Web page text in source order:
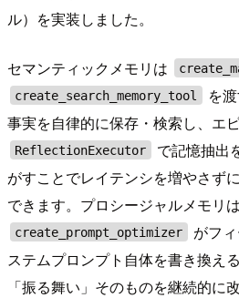
ル）を実装しました。
セマンティックメモリは
create_search_memory_tool
を
事実を自律的に保存・検索し、エ
ReflectionExecutor
で記憶抽出
がすことでレイテンシを増やさず
できます。プロシージャルメモリは
create_prompt_optimizer
がフ
ステムプロンプト自体を書き換え
「振る舞い」そのものを継続的に